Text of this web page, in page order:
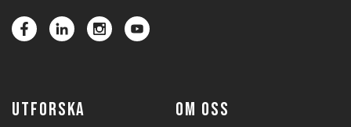
UTFORSKA OM OSS